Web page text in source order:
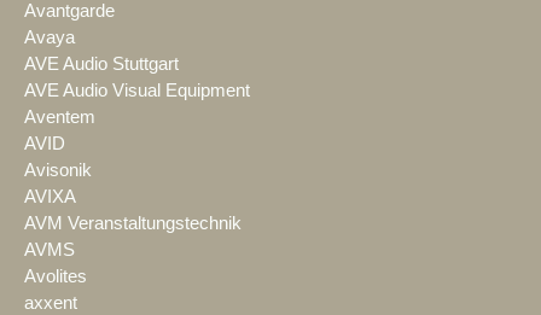
Avantgarde
Avaya
AVE Audio Stuttgart
AVE Audio Visual Equipment
Aventem
AVID
Avisonik
AVIXA
AVM Veranstaltungstechnik
AVMS
Avolites
axxent